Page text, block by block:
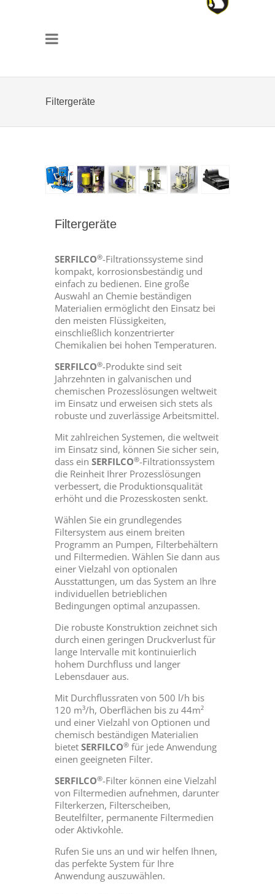
Filtergeräte
Filtergeräte
SERFILCO®-Filtrationssysteme sind
kompakt, korrosionsbeständig und
einfach zu bedienen. Eine große
Auswahl an Chemie beständigen
Materialien ermöglicht den Einsatz bei
den meisten Flüssigkeiten,
einschließlich konzentrierter
Chemikalien bei hohen Temperaturen.
SERFILCO®-Produkte sind seit
Jahrzehnten in galvanischen und
chemischen Prozesslösungen weltweit
im Einsatz und erweisen sich stets als
robuste und zuverlässige Arbeitsmittel.
Mit zahlreichen Systemen, die weltweit
im Einsatz sind, können Sie sicher sein,
dass ein SERFILCO®-Filtrationssystem
die Reinheit Ihrer Prozesslösungen
verbessert, die Produktionsqualität
erhöht und die Prozesskosten senkt.
Wählen Sie ein grundlegendes
Filtersystem aus einem breiten
Programm an Pumpen, Filterbehältern
und Filtermedien. Wählen Sie dann aus
einer Vielzahl von optionalen
Ausstattungen, um das System an Ihre
individuellen betrieblichen
Bedingungen optimal anzupassen.
Die robuste Konstruktion zeichnet sich
durch einen geringen Druckverlust für
lange Intervalle mit kontinuierlich
hohem Durchfluss und langer
Lebensdauer aus.
Mit Durchflussraten von 500 l/h bis
120 m³/h, Oberflächen bis zu 44m²
und einer Vielzahl von Optionen und
chemisch beständigen Materialien
bietet SERFILCO® für jede Anwendung
einen geeigneten Filter.
SERFILCO®-Filter können eine Vielzahl
von Filtermedien aufnehmen, darunter
Filterkerzen, Filterscheiben,
Beutelfilter, permanente Filtermedien
oder Aktivkohle.
Rufen Sie uns an und wir helfen Ihnen,
das perfekte System für Ihre
Anwendung auszuwählen.